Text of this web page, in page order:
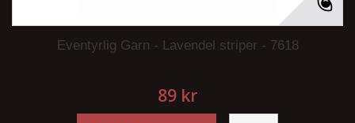
Eventyrlig Garn - Lavendel striper - 7618
89 kr